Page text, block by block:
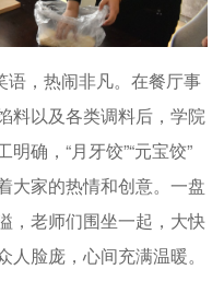
，热闹非凡。在餐厅事
料以及各类调料后，学院
确，“月牙饺”“元宝饺”
大家的热情和创意。一盘
，老师们围坐一起，大快
脸庞，心间充满温暖。